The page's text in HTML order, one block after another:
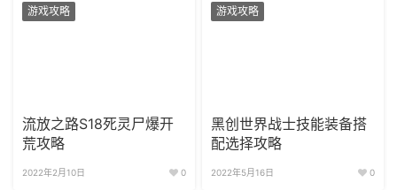
游戏攻略
流放之路S18死灵尸爆开
荒攻略
2022年2月10日 0
游戏攻略
黑创世界战士技能装备搭
配选择攻略
2022年5月16日 0